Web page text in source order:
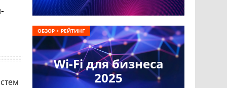
Wi-Fi для бизнеса
2025
ОБЗОР + РЕЙТИНГ